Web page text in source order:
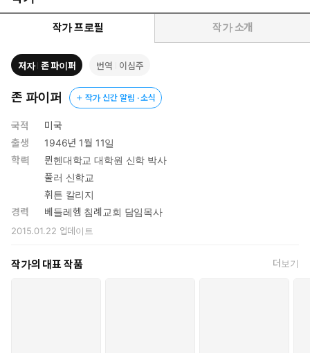
들이 하나님의 영광을 증언하고 그 은혜에 감격하고 그 구원하심을
즐거워할 수 있는지 보여 준다.
작가 프로필 작가 소개
저자 존 파이퍼 번역 이심주
존 파이퍼 작가 신간 알림 · 소식
국적
미국
출생
1946년 1월 11일
학력
뮌헨대학교 대학원 신학 박사
풀러 신학교
휘튼 칼리지
경력
베들레헴 침례교회 담임목사
2015.01.22 업데이트
작가의 대표 작품 더보기